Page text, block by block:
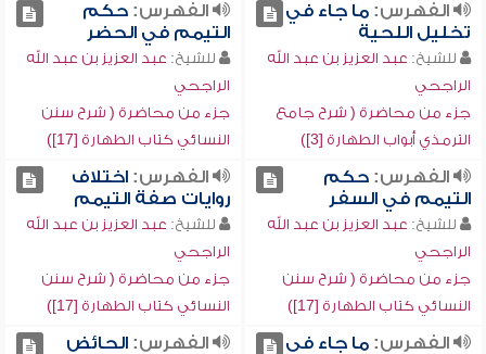
الفهرس:ما جاء في
تخليل اللحية
للشيخ: عبد العزيز بن عبد الله
الراجحي
جزء من محاضرة ( شرح جامع
الترمذي أبواب الطهارة [3])
الفهرس:حكم
التيمم في الحضر
للشيخ: عبد العزيز بن عبد الله
الراجحي
جزء من محاضرة ( شرح سنن
النسائي كتاب الطهارة [17])
الفهرس:حكم
التيمم في السفر
للشيخ: عبد العزيز بن عبد الله
الراجحي
جزء من محاضرة ( شرح سنن
النسائي كتاب الطهارة [17])
الفهرس:اختلاف
روايات صفة التيمم
للشيخ: عبد العزيز بن عبد الله
الراجحي
جزء من محاضرة ( شرح سنن
النسائي كتاب الطهارة [17])
الفهرس:ما جاء في
الفهرس:الحائض